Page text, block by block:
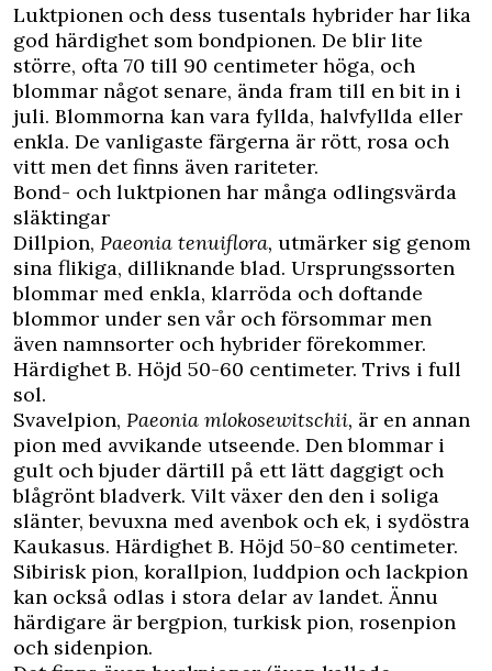
Luktpionen och dess tusentals hybrider har lika
god härdighet som bondpionen. De blir lite
större, ofta 70 till 90 centimeter höga, och
blommar något senare, ända fram till en bit in i
juli. Blommorna kan vara fyllda, halvfyllda eller
enkla. De vanligaste färgerna är rött, rosa och
vitt men det finns även rariteter.
Bond- och luktpionen har många odlingsvärda
släktingar
Dillpion, Paeonia tenuiflora, utmärker sig genom
sina flikiga, dilliknande blad. Ursprungssorten
blommar med enkla, klarröda och doftande
blommor under sen vår och försommar men
även namnsorter och hybrider förekommer.
Härdighet B. Höjd 50-60 centimeter. Trivs i full
sol.
Svavelpion, Paeonia mlokosewitschii, är en annan
pion med avvikande utseende. Den blommar i
gult och bjuder därtill på ett lätt daggigt och
blågrönt bladverk. Vilt växer den den i soliga
slänter, bevuxna med avenbok och ek, i sydöstra
Kaukasus. Härdighet B. Höjd 50-80 centimeter.
Sibirisk pion, korallpion, luddpion och lackpion
kan också odlas i stora delar av landet. Ännu
härdigare är bergpion, turkisk pion, rosenpion
och sidenpion.